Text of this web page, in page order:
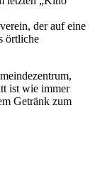
der auf eine
örtliche
ist wie immer
Getränk zum